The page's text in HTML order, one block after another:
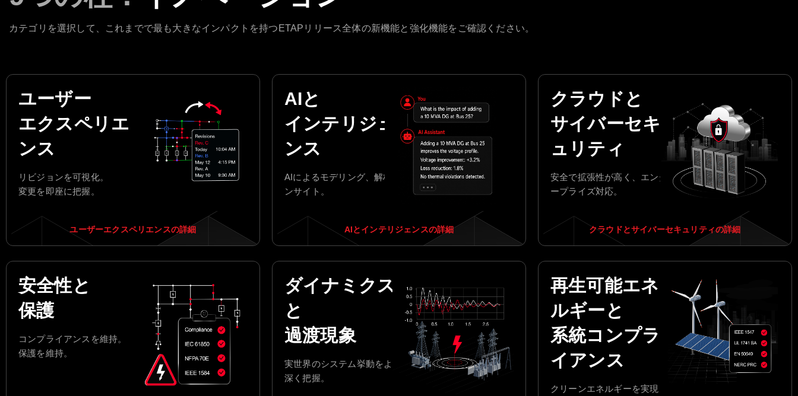
カテゴリを選択して、これまでで最も大きなインパクトを持つETAPリリース全体の新機能と強化機能をご確認ください。
ユーザー
エクスペリエ
ンス
リビジョンを可視化。
変更を即座に把握。
ユーザーエクスペリエンスの詳細
AIと
インテリジェ
ンス
AIによるモデリング、解析、イ
ンサイト。
AIとインテリジェンスの詳細
クラウドと
サイバーセキ
ュリティ
安全で拡張性が高く、エンタ
ープライズ対応。
クラウドとサイバーセキュリティの詳細
安全性と
保護
コンプライアンスを維持。
保護を維持。
ダイナミクス
と
過渡現象
実世界のシステム挙動をより
深く把握。
再生可能エネ
ルギーと
系統コンプラ
イアンス
クリーンエネルギーを実現